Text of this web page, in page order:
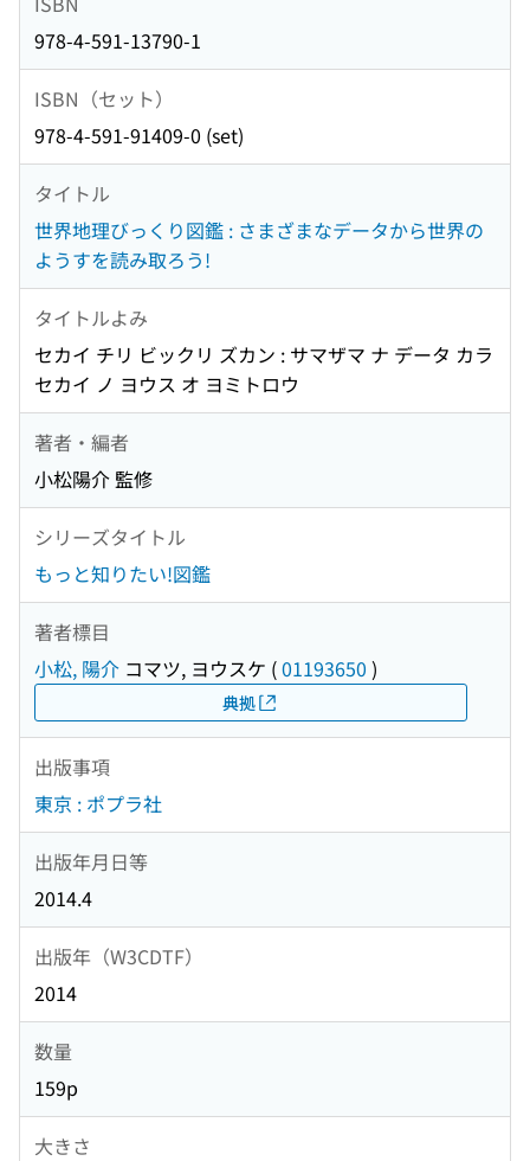
978-4-591-13790-1
ISBN（セット）
978-4-591-91409-0 (set)
タイトル
世界地理びっくり図鑑 : さまざまなデータから世界の
ようすを読み取ろう!
タイトルよみ
セカイ チリ ビックリ ズカン : サマザマ ナ データ カラ
セカイ ノ ヨウス オ ヨミトロウ
著者・編者
小松陽介 監修
シリーズタイトル
もっと知りたい!図鑑
著者標目
小松, 陽介 コマツ, ヨウスケ (01193650 )
典拠
出版事項
東京 : ポプラ社
出版年月日等
2014.4
出版年（W3CDTF）
2014
数量
159p
大きさ